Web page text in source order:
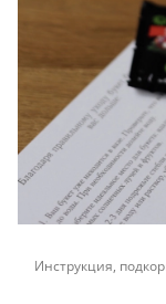
Инструкция,